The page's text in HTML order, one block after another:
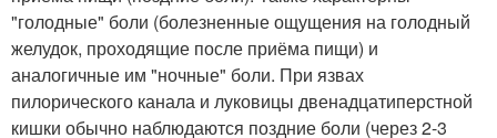
"голодные" боли (болезненные ощущения на голодный
желудок, проходящие после приёма пищи) и
аналогичные им "ночные" боли. При язвах
пилорического канала и луковицы двенадцатиперстной
кишки обычно наблюдаются поздние боли (через 2-3